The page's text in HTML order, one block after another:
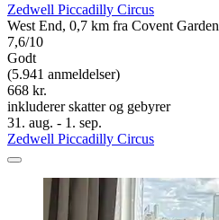
Zedwell Piccadilly Circus
West End, 0,7 km fra Covent Garden
7,6/10
Godt
(5.941 anmeldelser)
668 kr.
inkluderer skatter og gebyrer
31. aug. - 1. sep.
Zedwell Piccadilly Circus